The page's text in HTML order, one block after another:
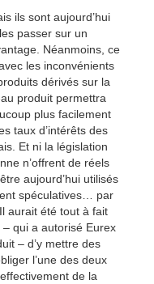
ils sont aujourd’hui
passer sur un
Néanmoins, ce
les inconvénients
dérivés sur la
produit permettra
plus facilement
taux d’intérêts des
Et ni la législation
n’offrent de réels
aujourd’hui utilisés
spéculatives… par
aurait été tout à fait
– qui a autorisé Eurex
– d’y mettre des
l’une des deux
de la